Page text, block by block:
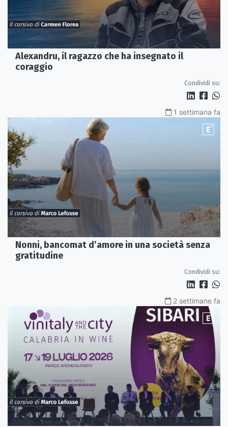
Alexandru, il ragazzo che ha insegnato il
coraggio
Condividi su:
1 settimana fa
Nonni, bancomat d’amore in una società senza
gratitudine
Condividi su:
2 settimane fa